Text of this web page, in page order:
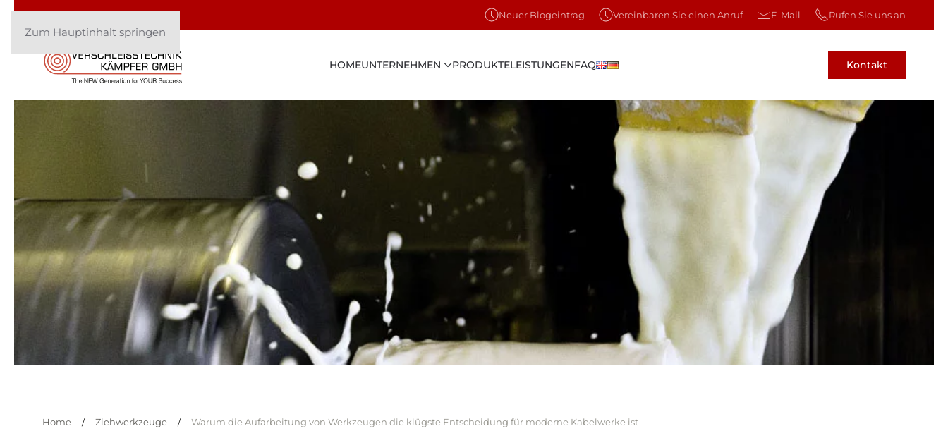
Zum Hauptinhalt springen
Neuer Blogeintrag Vereinbaren Sie einen Anruf E-Mail Rufen Sie uns an
HOMEUNTERNEHMEN PRODUKTELEISTUNGENFAQ Kontakt
Home Ziehwerkzeuge Warum die Aufarbeitung von Werkzeugen die klügste Entscheidung für moderne Kabelwerke ist